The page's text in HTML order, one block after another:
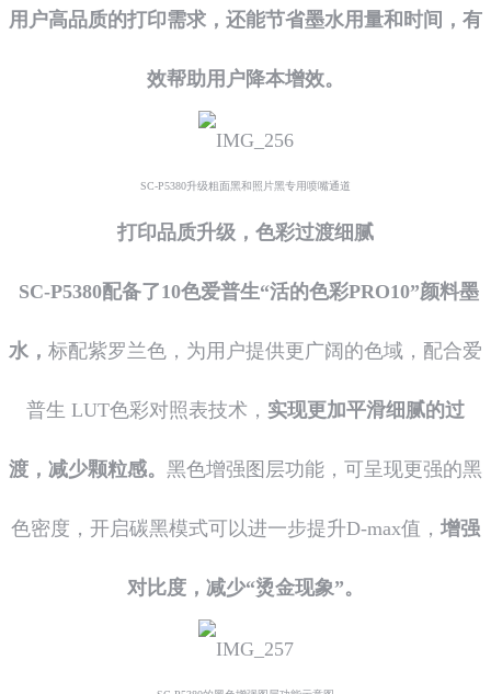
用户高品质的打印需求，还能节省墨水用量和时间，有
效帮助用户降本增效。
SC-P5380升级粗面黑和照片黑专用喷嘴通道
打印品质升级，色彩过渡细腻
SC-P5380配备了10色爱普生“活的色彩PRO10”颜料墨
水， 标配紫罗兰色，为用户提供更广阔的色域，配合爱
普生 LUT色彩对照表技术， 实现更加平滑细腻的过
渡，减少颗粒感。 黑色增强图层功能，可呈现更强的黑
色密度，开启碳黑模式可以进一步提升D-max值， 增强
对比度，减少“烫金现象”。